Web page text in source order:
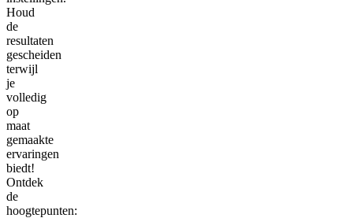
Houd
de
resultaten
gescheiden
terwijl
je
volledig
op
maat
gemaakte
ervaringen
biedt!
Ontdek
de
hoogtepunten: